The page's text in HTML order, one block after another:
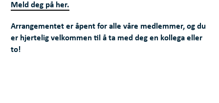
Meld deg på her.
Arrangementet er åpent for alle våre medlemmer, og du
er hjertelig velkommen til å ta med deg en kollega eller
to!